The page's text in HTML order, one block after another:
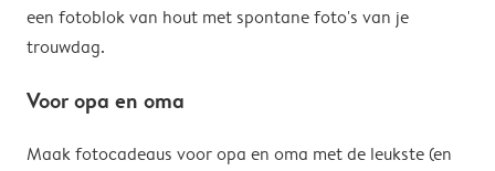
een fotoblok van hout met spontane foto's van je
trouwdag.
Voor opa en oma
Maak fotocadeaus voor opa en oma met de leukste (en